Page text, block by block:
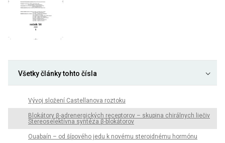
Všetky články tohto čísla
Vývoj složení Castellanova roztoku
Blokátory β-adrenergických receptorov – skupina chirálnych liečiv
Stereoselektívna syntéza β-blokátorov
Ouabaín – od šípového jedu k novému steroidnému hormónu